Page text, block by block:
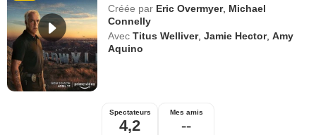
Créée par Eric Overmyer, Michael
Connelly
Avec Titus Welliver,Jamie Hector,Amy
Aquino
Spectateurs
4,2
Mes amis
--